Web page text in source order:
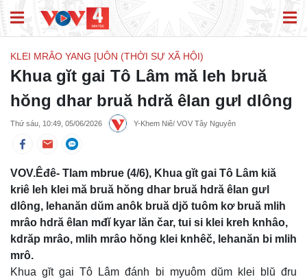
KLEI MRÂO YANG [UÔN (THỜI SỰ XÃ HỘI)
Khua gĭt gai Tô Lâm mă leh bruă
hŏng dhar bruă hdră êlan gưl dlông
Thứ sáu, 10:49, 05/06/2026 Y-Khem Niê/ VOV Tây Nguyên
VOV.Êđê- Tlam mbrue (4/6), Khua gĭt gai Tô Lâm kiă
kriê leh klei mă bruă hŏng dhar bruă hdră êlan gưl
dlông, lehanăn dŭm anôk bruă djŏ tuôm kơ bruă mlih
mrâo hdră êlan mđĭ kyar lăn čar, tui si klei kreh knhâo,
kdrăp mrâo, mlih mrâo hŏng klei knhêč, lehanăn bi mlih
mrô.
Khua gĭt gai Tô Lâm đánh bi myuôm dŭm klei blŭ đru